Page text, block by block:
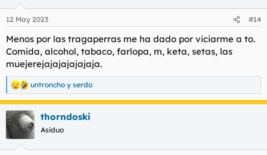
e
:
12 May 2023 #14
Menos por las tragaperras me ha dado por viciarme a to.
Comida, alcohol, tabaco, farlopa, m, keta, setas, las
muejerejajajajajajaja.
R
e
a
c
c
untroncho y serdo
thorndoski
Asiduo